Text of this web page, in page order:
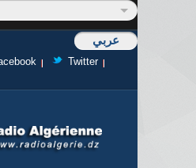
عربي
Twitter